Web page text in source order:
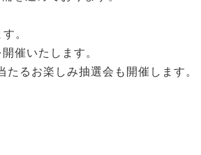
。
催いたします。
るお楽しみ抽選会も開催します。